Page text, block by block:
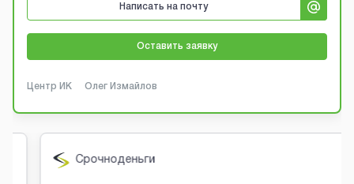
Написать на почту
Оставить заявку
Центр ИК Олег Измайлов
Срочноденьги